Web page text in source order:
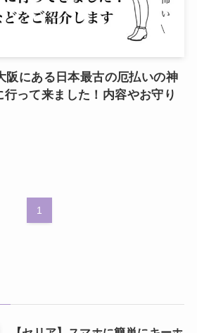
阪にある日本最古の厄払いの神
って来ました！内容やお守り
1